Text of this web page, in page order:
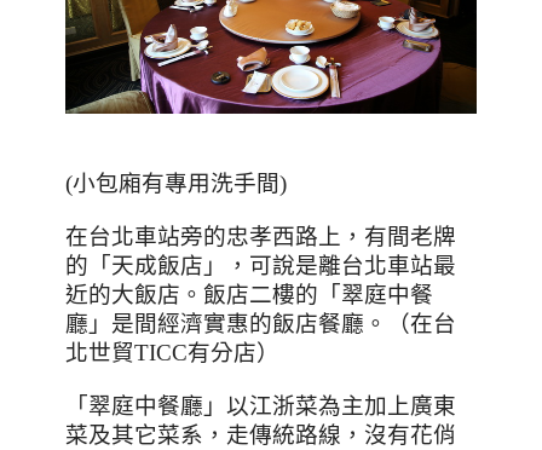
(小包廂有專用洗手間)
在台北車站旁的忠孝西路上，有間老牌
的「天成飯店」，可說是離台北車站最
近的大飯店。飯店二樓的「翠庭中餐
廳」是間經濟實惠的飯店餐廳。（在台
北世貿TICC有分店）
「翠庭中餐廳」以江浙菜為主加上廣東
菜及其它菜系，走傳統路線，沒有花俏